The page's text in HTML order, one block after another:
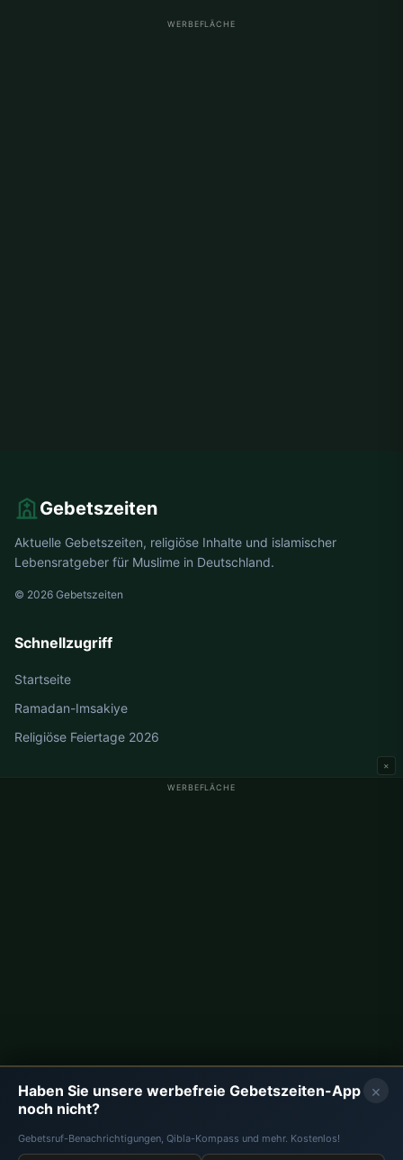
WERBEFLÄCHE
WERBEFLÄCHE
×
Gebetszeiten
Aktuelle Gebetszeiten, religiöse Inhalte und islamischer
Lebensratgeber für Muslime in Deutschland.
© 2026 Gebetszeiten
Schnellzugriff
Startseite
Ramadan-Imsakiye
Religiöse Feiertage 2026
Gebetszeiten Deutschland
Kontakt
Datenschutzrichtlinie
×
Haben Sie unsere werbefreie Gebetszeiten-App
noch nicht?
Gebetsruf-Benachrichtigungen, Qibla-Kompass und mehr. Kostenlos!